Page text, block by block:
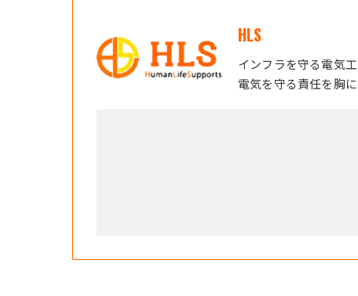
HLS
インフラを守る電気
電気を守る責任を胸